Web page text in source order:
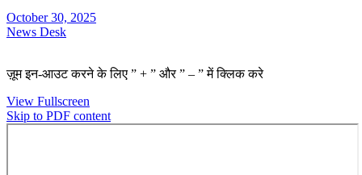
October 30, 2025
News Desk
ज़ूम इन-आउट करने के लिए ” + ” और ” – ” में क्लिक करे
View Fullscreen
Skip to PDF content